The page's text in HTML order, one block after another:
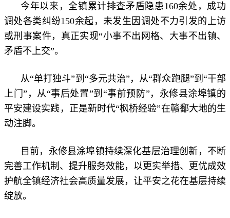
今年以来，全镇累计排查矛盾隐患160余处，成功
调处各类纠纷150余起，未发生因调处不力引发的上访
或刑事案件，真正实现“小事不出网格、大事不出镇、
矛盾不上交”。
从“单打独斗”到“多元共治”，从“群众跑腿”到“干部
上门”，从“事后处置”到“事前预防”，永修县涂埠镇的
平安建设实践，正是新时代“枫桥经验”在赣鄱大地的生
动注脚。
目前，永修县涂埠镇持续深化基层治理创新，不断
完善工作机制、提升服务效能，以更实举措、更优成效
护航全镇经济社会高质量发展，让平安之花在基层持续
绽放。